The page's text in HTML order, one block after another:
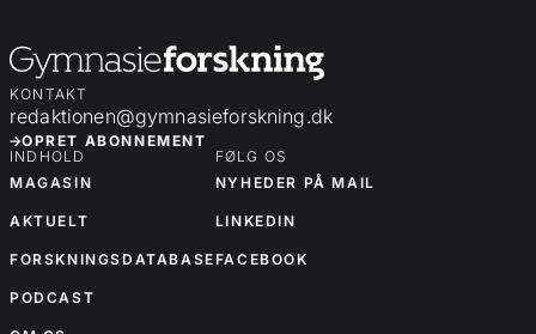
KONTAKT
redaktionen@gymnasieforskning.dk
OPRET ABONNEMENT
INDHOLD
MAGASIN
AKTUELT
FORSKNINGSDATABASE
PODCAST
FØLG OS
NYHEDER PÅ MAIL
LINKEDIN
FACEBOOK